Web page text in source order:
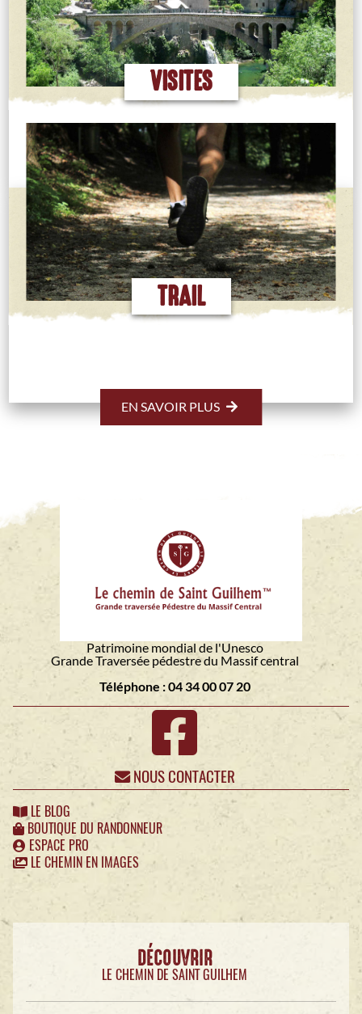
VISITES
EN SAVOIR PLUS
TRAIL
EN SAVOIR PLUS
Patrimoine mondial de l'Unesco
Grande Traversée pédestre du Massif central
Téléphone : 04 34 00 07 20
NOUS CONTACTER
LE BLOG
BOUTIQUE DU RANDONNEUR
ESPACE PRO
LE CHEMIN EN IMAGES
DÉCOUVRIR
LE CHEMIN DE SAINT GUILHEM